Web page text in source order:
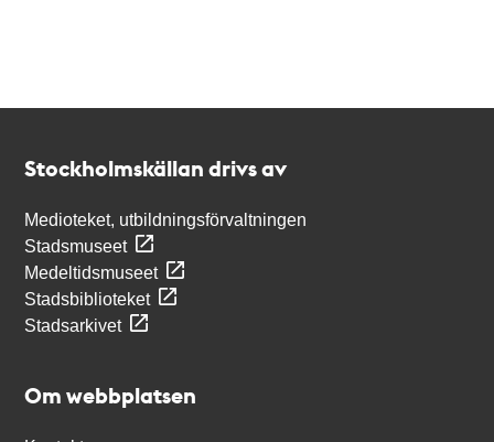
Stockholmskällan drivs av
Medioteket, utbildningsförvaltningen
Stadsmuseet
Medeltidsmuseet
Stadsbiblioteket
Stadsarkivet
Om webbplatsen